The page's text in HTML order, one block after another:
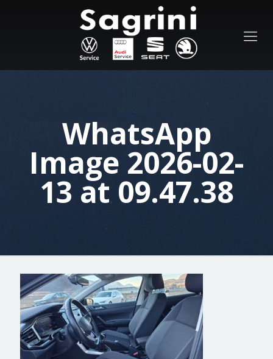
WhatsApp
Image 2026-02-
13 at 09.47.38